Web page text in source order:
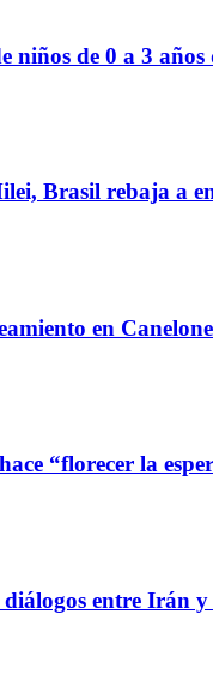
niños de 0 a 3 años
Brasil rebaja a
en
“florecer la
entre Irán